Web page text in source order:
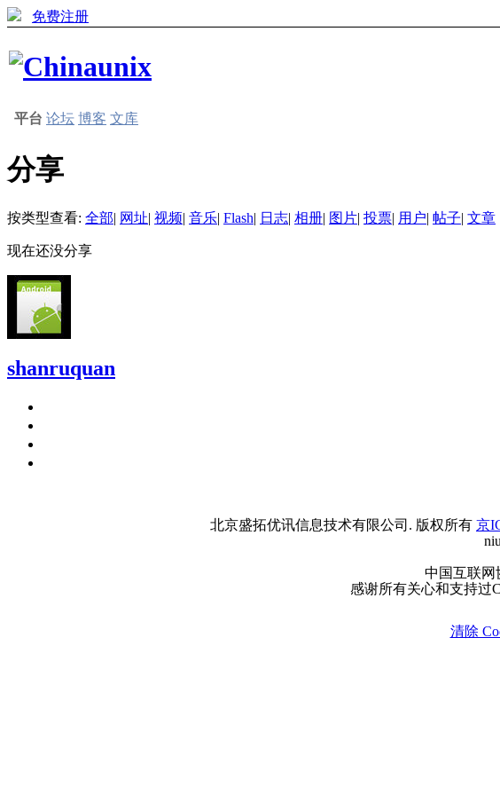
免费注册
平台 论坛 博客 文库
分享
按类型查看: 全部| 网址| 视频| 音乐| Flash| 日志| 相册| 图片| 投票| 用户| 帖子| 文章
现在还没分享
shanruquan
北京盛拓优讯信息技术有限公司. 版权所有 京
中国互联网
感谢所有关心和支持过
清除